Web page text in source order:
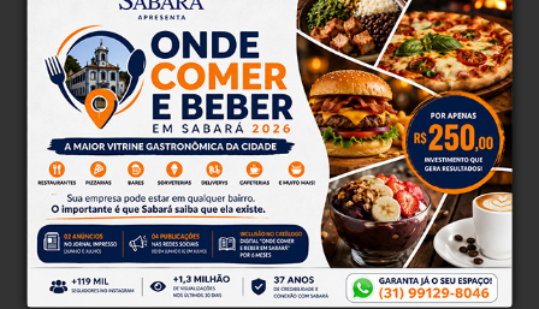
“O que a gente tá mostrando é que há viabilidade
logística, e há viabilidade de produção, o que não há é
interesse mercadológico das indústrias de tabaco de
colocar um produto que não tem esses aromas e
sabores que favorecem a iniciação [ao fumo]”,
defende o pesquisador André Zsklo, um dos autores
do estudo em conjunto com o especialista em
regulação e vigilância sanitária da Anvisa, Andre Luiz
Oliveira da Silva.